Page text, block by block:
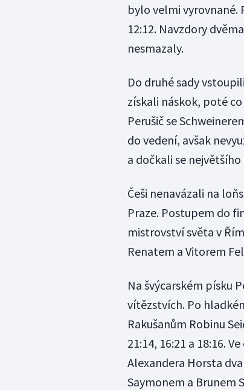
bylo velmi vyrovnané.
12:12. Navzdory
nesmazaly.
Do druhé sady
získali náskok, poté
Perušič se
do vedení, avšak
a dočkali se
Češi nenavázali na
Praze. Postupem do
mistrovství světa v
Renatem a Vitorem
Na švýcarském písku
vítězstvích. Po
Rakušanům Robinu
21:14, 16:21 a 18:16.
Alexandera Horsta
Saymonem a Brunem